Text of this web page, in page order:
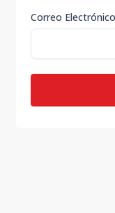
Correo Electrónico